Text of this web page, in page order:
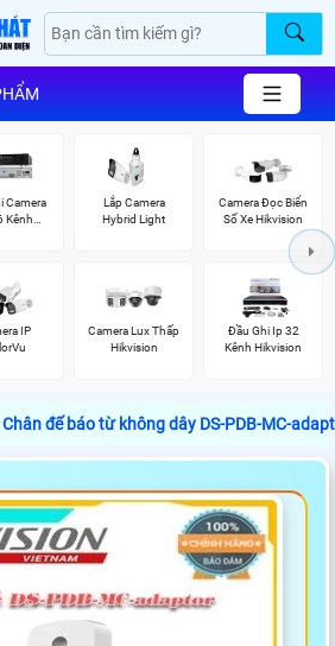
Kênh
Lắp Camera
Hybrid Light
Camera Đọc Biển
Số Xe Hikvision
IP
Camera Lux Thấp
Hikvision
Đầu Ghi Ip 32
Kênh Hikvision
Chân đế báo từ không dây DS-PDB-MC-